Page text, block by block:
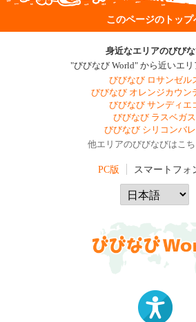
このページのトップ
身近なエリアのびび
"びびなび World" から近いエ
びびなび ロサンゼル
びびなび オレンジカウン
びびなび サンディエ
びびなび ラスベガス
びびなび シリコンバ
他エリアのびびなびはこ
PC版 スマートフォ